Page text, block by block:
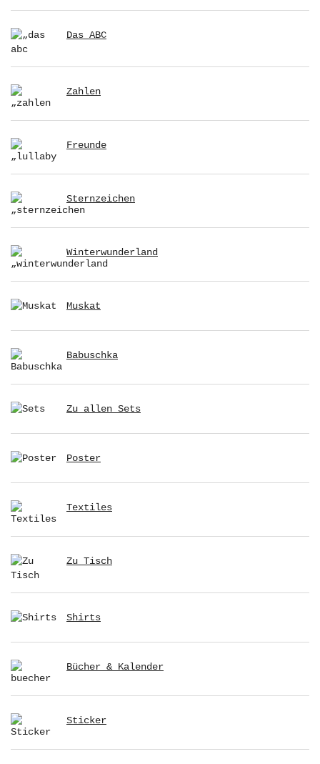
Das ABC
Zahlen
Freunde
Sternzeichen
Winterwunderland
Muskat
Babuschka
Zu allen Sets
Poster
Textiles
Zu Tisch
Shirts
Bücher & Kalender
Sticker